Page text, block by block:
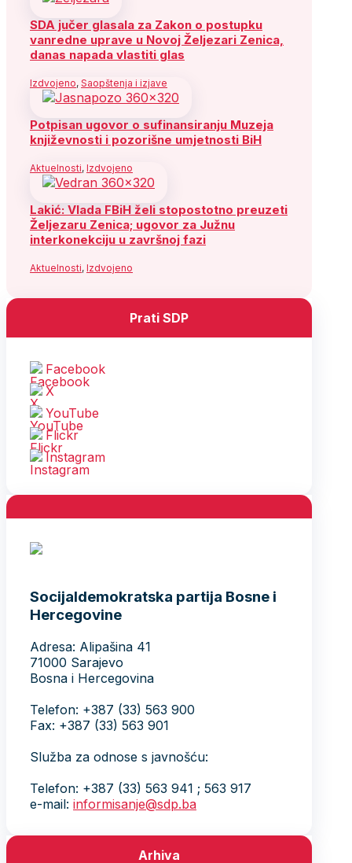
SDA jučer glasala za Zakon o postupku
vanredne uprave u Novoj Željezari Zenica,
danas napada vlastiti glas
Izdvojeno, Saopštenja i izjave
Potpisan ugovor o sufinansiranju Muzeja
književnosti i pozorišne umjetnosti BiH
Aktuelnosti, Izdvojeno
Lakić: Vlada FBiH želi stopostotno preuzeti
Željezaru Zenica; ugovor za Južnu
interkonekciju u završnoj fazi
Aktuelnosti, Izdvojeno
Prati SDP
Facebook
X
YouTube
Flickr
Instagram
Socijaldemokratska partija Bosne i
Hercegovine
Adresa: Alipašina 41
71000 Sarajevo
Bosna i Hercegovina
Telefon: +387 (33) 563 900
Fax: +387 (33) 563 901
Služba za odnose s javnošću:
Telefon: +387 (33) 563 941 ; 563 917
e-mail: informisanje@sdp.ba
Arhiva